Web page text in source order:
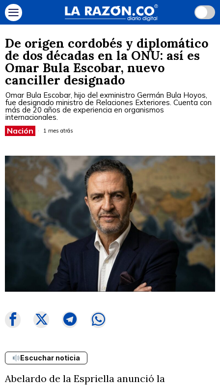
De origen cordobés y diplomático
de dos décadas en la ONU: así es
Omar Bula Escobar, nuevo
canciller designado
Omar Bula Escobar, hijo del exministro Germán Bula Hoyos,
fue designado ministro de Relaciones Exteriores. Cuenta con
más de 20 años de experiencia en organismos
internacionales.
Nación 1 mes atrás
Escuchar noticia
Abelardo de la Espriella anunció la